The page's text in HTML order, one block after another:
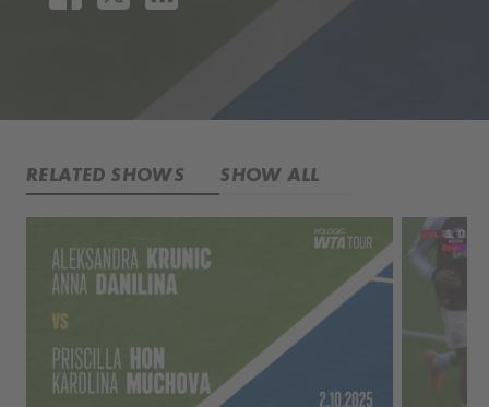
RELATED SHOWS SHOW ALL